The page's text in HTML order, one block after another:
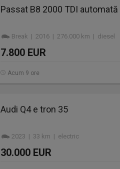
Passat B8 2000 TDI automată
Break | 2016 | 276.000 km | diesel
7.800 EUR
Acum 9 ore
Audi Q4 e tron 35
2023 | 33 km | electric
30.000 EUR